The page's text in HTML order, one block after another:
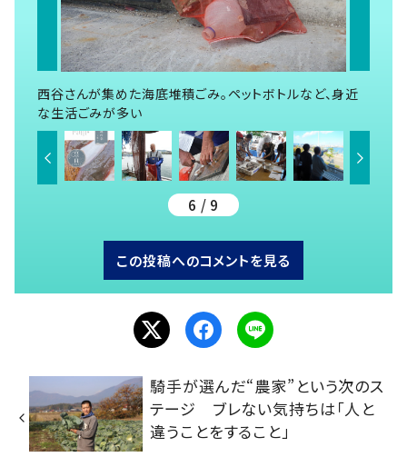
西谷さんが集めた海底堆積ごみ。ペットボトルなど、身近
な生活ごみが多い
6 / 9
この投稿へのコメントを見る
騎手が選んだ“農家”という次のス
テージ ブレない気持ちは「人と
違うことをすること」